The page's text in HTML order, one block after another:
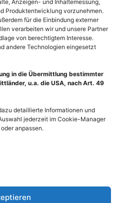
Anzeigen- und Inhaltemessung,
Produktentwicklung vorzunehmen.
für die Einbindung externer
verarbeiten wir und unsere Partner
von berechtigtem Interesse.
andere Technologien eingesetzt
in die Übermittlung bestimmter
u.a. die USA, nach Art. 49
detaillierte Informationen und
jederzeit im Cookie-Manager
anpassen.